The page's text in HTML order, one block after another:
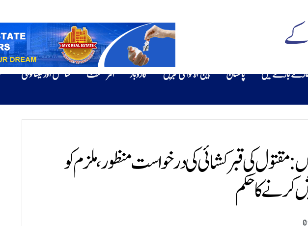
بارے میں پاکستان بین الاقوامی خبریں کاروبار انٹرٹینمنٹ سائنس اور ٹیکنالوجی
کی قبر کشائی کی درخواست منظور، ملزم کو
کرنے کا حکم
0